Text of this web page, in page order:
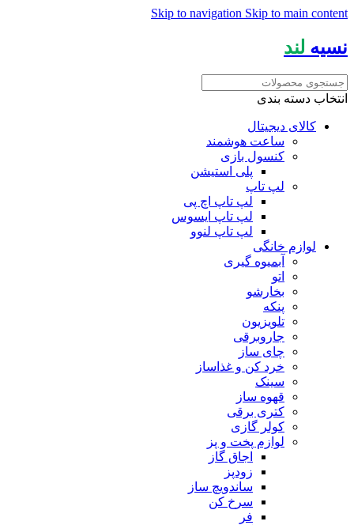
Skip to navigation Skip to main content
نسیه لند
انتخاب دسته بندی
کالای دیجیتال
ساعت هوشمند
کنسول بازی
پلی استیشن
لپ تاپ
لپ تاپ اچ پی
لپ تاپ ایسوس
لپ تاپ لنوو
لوازم خانگی
آبمیوه گیری
اتو
بخارشو
پنکه
تلویزیون
جاروبرقی
چای ساز
خرد کن و غذاساز
سینک
قهوه ساز
کتری برقی
کولر گازی
لوازم پخت و پز
اجاق گاز
زودپز
ساندویچ ساز
سرخ کن
فر